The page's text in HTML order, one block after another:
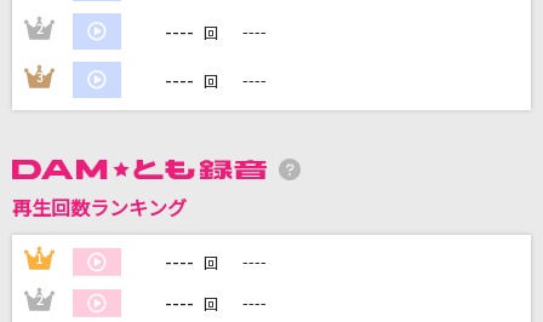
Shout it loud
Scudelia Electro
スピッツ
勇者(ビデオクリップバージョン)
YOASOBI
2 ---- 回 ----
3 ---- 回 ----
再生回数ランキング
1 ---- 回 ----
2 ---- 回 ----